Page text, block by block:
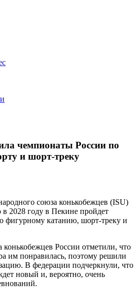
чемпионаты России по
и шорт-треку
союза конькобежцев (ISU)
2028 году в Пекине пройдет
фигурному катанию, шорт-треку и
России отметили, что
им понравилась, поэтому решили
В федерации подчеркнули, что
новый и, вероятно, очень